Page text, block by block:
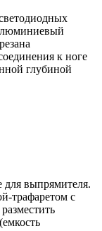
к ноге
глубиной
для выпрямителя.
трафаретом с